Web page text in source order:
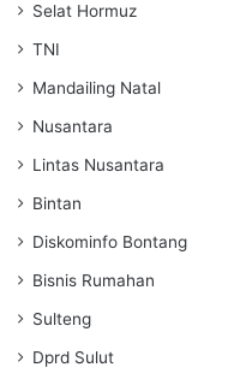
Selat Hormuz
TNI
Mandailing Natal
Nusantara
Lintas Nusantara
Bintan
Diskominfo Bontang
Bisnis Rumahan
Sulteng
Dprd Sulut